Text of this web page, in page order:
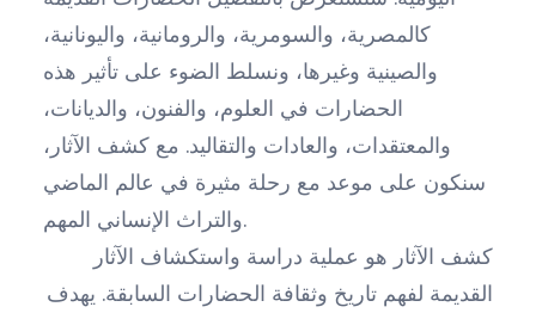
كالمصرية، والسومرية، والرومانية، واليونانية،
والصينية وغيرها، ونسلط الضوء على تأثير هذه
الحضارات في العلوم، والفنون، والديانات،
والمعتقدات، والعادات والتقاليد. مع كشف الآثار،
سنكون على موعد مع رحلة مثيرة في عالم الماضي
والتراث الإنساني المهم.
كشف الآثار هو عملية دراسة واستكشاف الآثار
القديمة لفهم تاريخ وثقافة الحضارات السابقة. يهدف